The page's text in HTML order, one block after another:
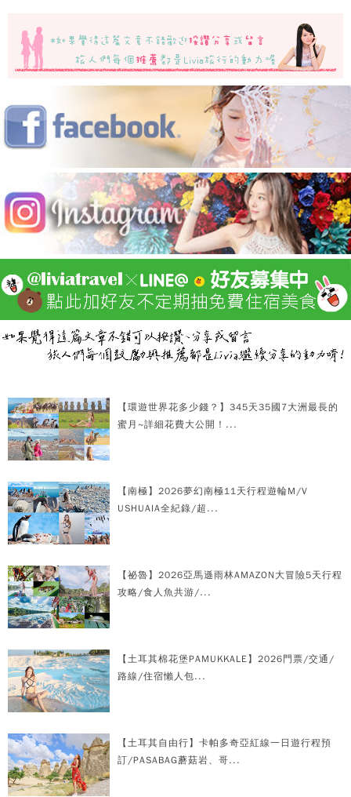
【環遊世界花多少錢？】345天35國7大洲最長的
蜜月~詳細花費大公開！...
【南極】2026夢幻南極11天行程遊輪M/V
USHUAIA全紀錄/超...
【祕魯】2026亞馬遜雨林AMAZON大冒險5天行程
攻略/食人魚共游/...
【土耳其棉花堡PAMUKKALE】2026門票/交通/
路線/住宿懶人包...
【土耳其自由行】卡帕多奇亞紅線一日遊行程預
訂/PASABAG蘑菇岩、哥...